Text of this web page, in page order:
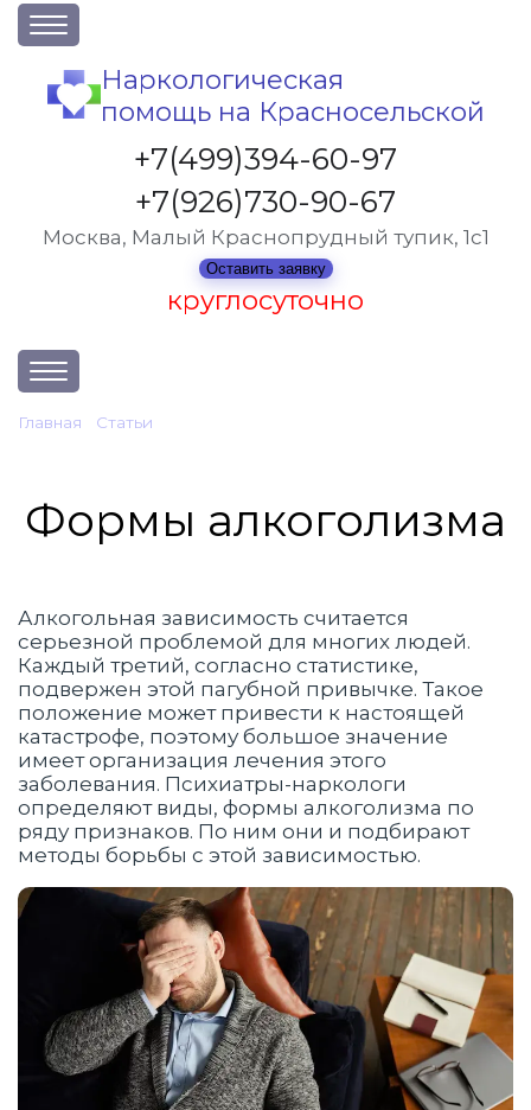
О клинике
Акции
Вакансии
Лицензии
Статьи
Наркологическая
помощь на Красносельской
+7(499)394-60-97
+7(926)730-90-67
Москва, Малый Краснопрудный тупик, 1с1
Оставить заявку
круглосуточно
Услуги и стоимость
Вопрос-ответ
Главная Статьи
Формы алкоголизма
Алкогольная зависимость считается
серьезной проблемой для многих людей.
Каждый третий, согласно статистике,
подвержен этой пагубной привычке. Такое
положение может привести к настоящей
катастрофе, поэтому большое значение
имеет организация лечения этого
заболевания. Психиатры-наркологи
определяют виды, формы алкоголизма по
ряду признаков. По ним они и подбирают
методы борьбы с этой зависимостью.